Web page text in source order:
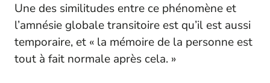
Une des similitudes entre ce phénomène et
l’amnésie globale transitoire est qu’il est aussi
temporaire, et « la mémoire de la personne est
tout à fait normale après cela. »